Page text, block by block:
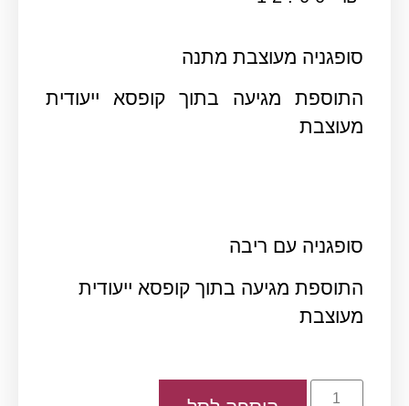
סופגניה מעוצבת מתנה
התוספת מגיעה בתוך קופסא ייעודית
מעוצבת
סופגניה עם ריבה
התוספת מגיעה בתוך קופסא ייעודית
מעוצבת